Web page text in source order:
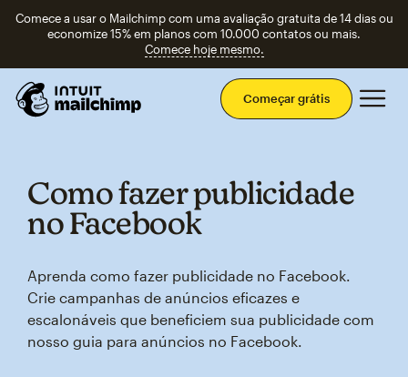
Comece a usar o Mailchimp com uma avaliação gratuita de 14 dias ou
economize 15% em planos com 10.000 contatos ou mais.
Comece hoje mesmo.
Começar grátis
Como fazer publicidade
no Facebook
Aprenda como fazer publicidade no Facebook.
Crie campanhas de anúncios eficazes e
escalonáveis que beneficiem sua publicidade com
nosso guia para anúncios no Facebook.